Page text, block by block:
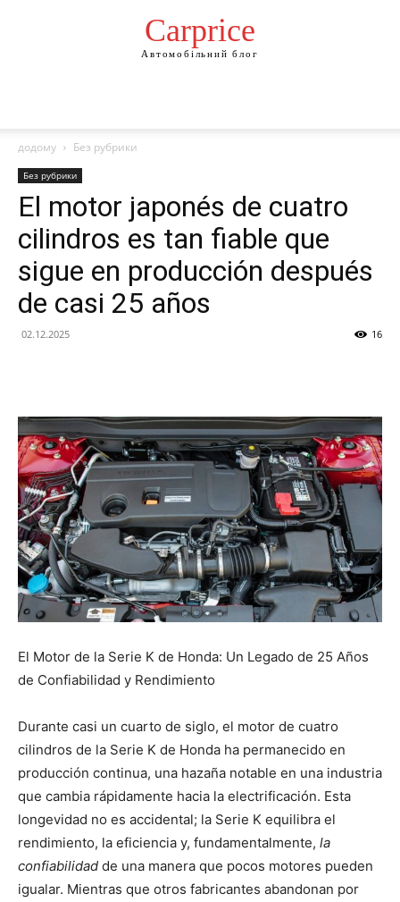
Сarprice
Автомобільний блог
додому Без рубрики
Без рубрики
El motor japonés de cuatro
cilindros es tan fiable que
sigue en producción después
de casi 25 años
02.12.2025 16
El Motor de la Serie K de Honda: Un Legado de 25 Años
de Confiabilidad y Rendimiento
Durante casi un cuarto de siglo, el motor de cuatro
cilindros de la Serie K de Honda ha permanecido en
producción continua, una hazaña notable en una industria
que cambia rápidamente hacia la electrificación. Esta
longevidad no es accidental; la Serie K equilibra el
rendimiento, la eficiencia y, fundamentalmente, la
confiabilidad de una manera que pocos motores pueden
igualar. Mientras que otros fabricantes abandonan por